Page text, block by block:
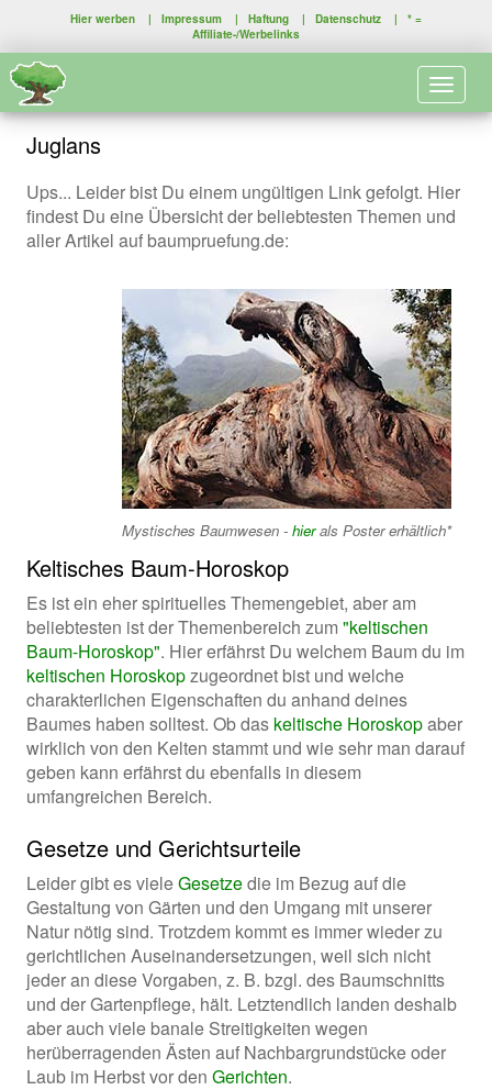
Hier werben | Impressum | Haftung | Datenschutz | * =
Affiliate-/Werbelinks
Juglans
Ups... Leider bist Du einem ungültigen Link gefolgt. Hier
findest Du eine Übersicht der beliebtesten Themen und
aller Artikel auf baumpruefung.de:
Mystisches Baumwesen - hierals Poster erhältlich*
Keltisches Baum-Horoskop
Es ist ein eher spirituelles Themengebiet, aber am
beliebtesten ist der Themenbereich zum "keltischen
Baum-Horoskop". Hier erfährst Du welchem Baum du im
keltischen Horoskopzugeordnet bist und welche
charakterlichen Eigenschaften du anhand deines
Baumes haben solltest. Ob das keltische Horoskopaber
wirklich von den Kelten stammt und wie sehr man darauf
geben kann erfährst du ebenfalls in diesem
umfangreichen Bereich.
Gesetze und Gerichtsurteile
Leider gibt es vieleGesetzedie im Bezug auf die
Gestaltung von Gärten und den Umgang mit unserer
Natur nötig sind. Trotzdem kommt es immer wieder zu
gerichtlichen Auseinandersetzungen, weil sich nicht
jeder an diese Vorgaben, z. B. bzgl. des Baumschnitts
und der Gartenpflege, hält. Letztendlich landen deshalb
aber auch viele banale Streitigkeiten wegen
herüberragenden Ästen auf Nachbargrundstücke oder
Laub im Herbst vor den Gerichten.